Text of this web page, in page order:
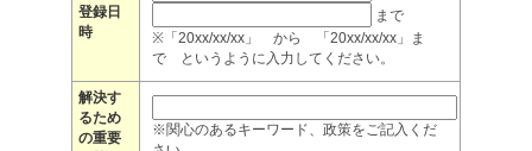
登録日
時
まで
※「20xx/xx/xx」 から 「20xx/xx/xx」ま
で というように入力してください。
解決す
るため
の重要
※関心のあるキーワード、政策をご記入くだ